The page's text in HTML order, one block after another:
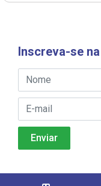
Inscreva-se